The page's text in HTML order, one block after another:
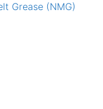
Grease (NMG)